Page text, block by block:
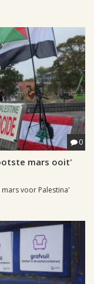
0
mars ooit'
voor Palestina'